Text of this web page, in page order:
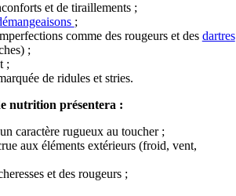
et de tiraillements ;
;
comme des rougeurs et des dartres
;
;
de ridules et stries.
nutrition présentera :
caractère rugueux au toucher ;
aux éléments extérieurs (froid, vent,
et des rougeurs ;